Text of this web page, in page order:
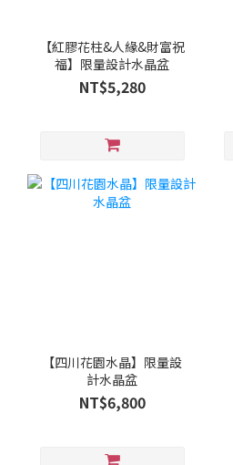
【紅膠花柱&人緣&財富祝
福】限量設計水晶盆
NT$5,280
【四川花園水晶】限量設
計水晶盆
NT$6,800